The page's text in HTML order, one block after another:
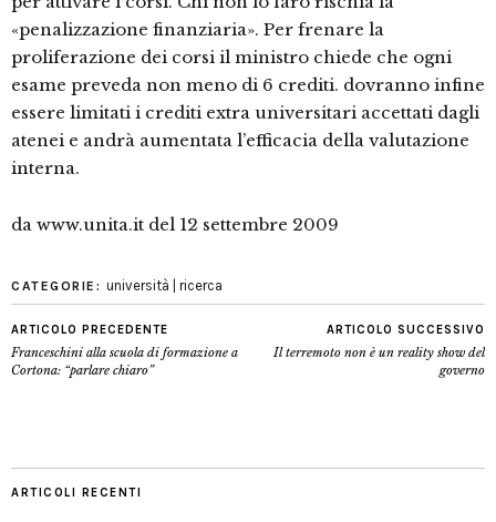
«penalizzazione finanziaria». Per frenare la
proliferazione dei corsi il ministro chiede che ogni
esame preveda non meno di 6 crediti. dovranno infine
essere limitati i crediti extra universitari accettati dagli
atenei e andrà aumentata l’efficacia della valutazione
interna.
da www.unita.it del 12 settembre 2009
CATEGORIE: università | ricerca
ARTICOLO PRECEDENTE
Franceschini alla scuola di formazione a
Cortona: “parlare chiaro”
ARTICOLO SUCCESSIVO
Il terremoto non è un reality show del
governo
ARTICOLI RECENTI